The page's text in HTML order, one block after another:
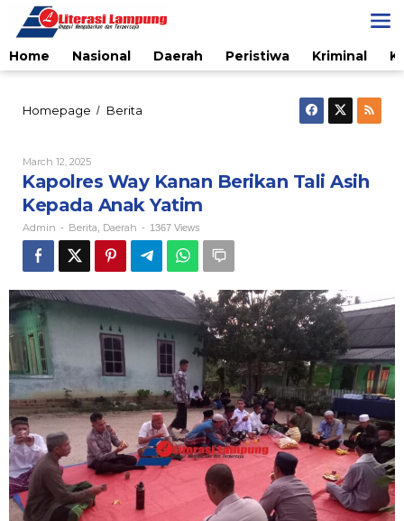
content
Home
Nasional Daerah Peristiwa Kriminal
Homepage / Berita
Tali
Asih
Kepada
Anak
Yatim
March 12, 2025By
Admin
Kapolres Way Kanan Berikan Tali Asih
Kepada Anak Yatim
Admin - Berita Daerah - 1367 Views